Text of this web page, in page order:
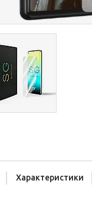
Характеристики